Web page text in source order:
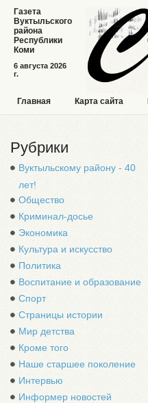
6 августа 2026
г.
Газета
Вуктыльского
района
Республики
Коми
Главная Карта сайта
Рубрики
Вуктыльскому району - 40
лет!
Общество
Криминал-досье
Экономика
Культура и искусство
Политика
Воспитание и образование
Спорт
Страницы истории
Мир детства
Кроме того
Наше старшее поколение
Интервью
Информер новостей